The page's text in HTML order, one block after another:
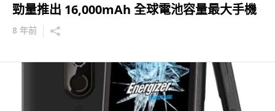
勁量推出 16,000mAh 全球電池容量最大手機
8 年前